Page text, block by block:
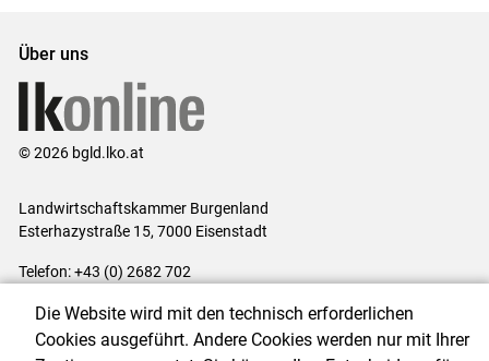
Über uns
© 2026 bgld.lko.at
Landwirtschaftskammer Burgenland
Esterhazystraße 15, 7000 Eisenstadt
Telefon: +43 (0) 2682 702
Impressum|Kontakt|Datenschutzerklärung|Barrierefreiheit|
Cookie-Einstellungen
Die Website wird mit den technisch erforderlichen
Cookies ausgeführt. Andere Cookies werden nur mit Ihrer